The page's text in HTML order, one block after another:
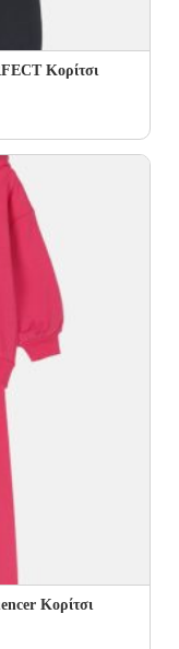
Kορίτσι
Κορίτσι